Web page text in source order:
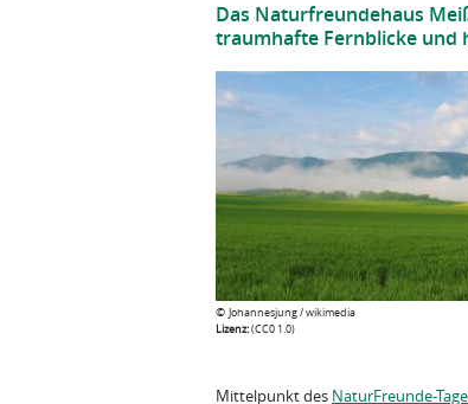
Das Naturfreundehaus
traumhafte Fernblicke und
© Johannesjung / wikimedia
Lizenz:(CC0 1.0)
Mittelpunkt des NaturFreunde-